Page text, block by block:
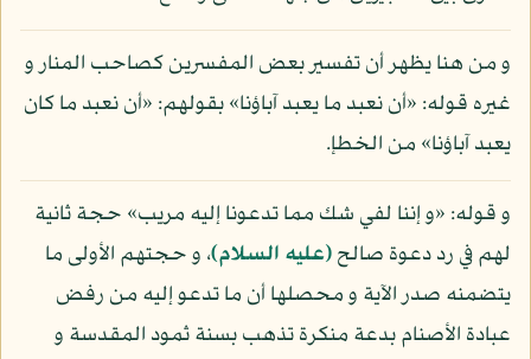
و من هنا يظهر أن تفسير بعض المفسرين كصاحب المنار و
غيره قوله: «أن نعبد ما يعبد آباؤنا» بقولهم: «أن نعبد ما كان
يعبد آباؤنا» من الخطإ.
و قوله: «و إننا لفي شك مما تدعونا إليه مريب» حجة ثانية
لهم في رد دعوة صالح(عليه السلام)، و حجتهم الأولى ما
يتضمنه صدر الآية و محصلها أن ما تدعو إليه من رفض
عبادة الأصنام بدعة منكرة تذهب بسنة ثمود المقدسة و